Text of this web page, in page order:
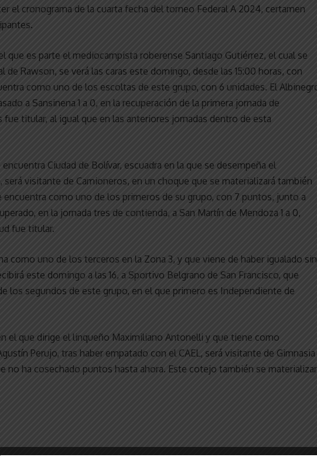
el cronograma de la cuarta fecha del torneo Federal A 2024, certamen
que es parte el mediocampista roberense Santiago Gutiérrez, el cual se
de Rawson, se verá las caras este domingo, desde las 15:00 horas, con
como uno de los escoltas de este grupo, con 6 unidades. El
a Sansinena 1 a 0, en la recuperación de la primera jornada de
titular, al igual que en las anteriores jornadas dentro de esta
Ciudad de Bolívar, escuadra en la que se desempeña el
visitante de Camioneros, en un choque que se materializará también
encuentra como uno de los primeros de su grupo, con 7 puntos, junto a
en la jornada tres de contienda, a San Martín de Mendoza 1 a 0,
fue titular.
como uno de los terceros en la Zona 3, y que viene de haber igualado sin
este domingo a las 16, a Sportivo Belgrano de San Francisco, que
los segundos de este grupo, en el que primero es Independiente de
el que dirige el linqueño Maximiliano Antonelli y que tiene como
Perujo, tras haber empatado con el CAEL, será visitante de Gimnasia
no ha cosechado puntos hasta ahora. Este cotejo también se